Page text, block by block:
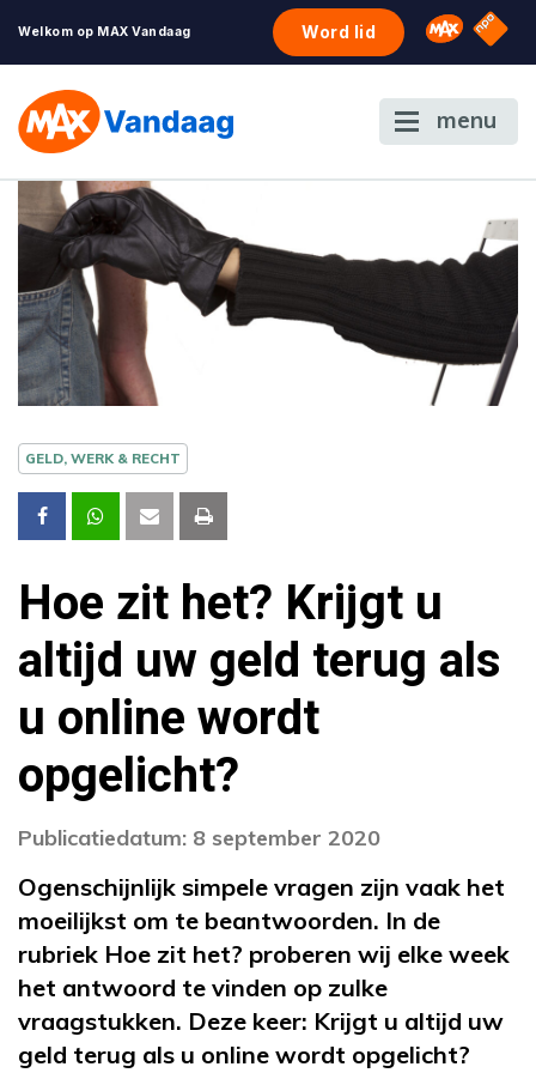
Welkom op MAX Vandaag Word lid Omroep
NPO
menu
GELD, WERK & RECHT
Hoe zit het? Krijgt u
altijd uw geld terug als
u online wordt
opgelicht?
Publicatiedatum: 8 september 2020
Ogenschijnlijk simpele vragen zijn vaak het
moeilijkst om te beantwoorden. In de
rubriek Hoe zit het? proberen wij elke week
het antwoord te vinden op zulke
vraagstukken. Deze keer: Krijgt u altijd uw
geld terug als u online wordt opgelicht?